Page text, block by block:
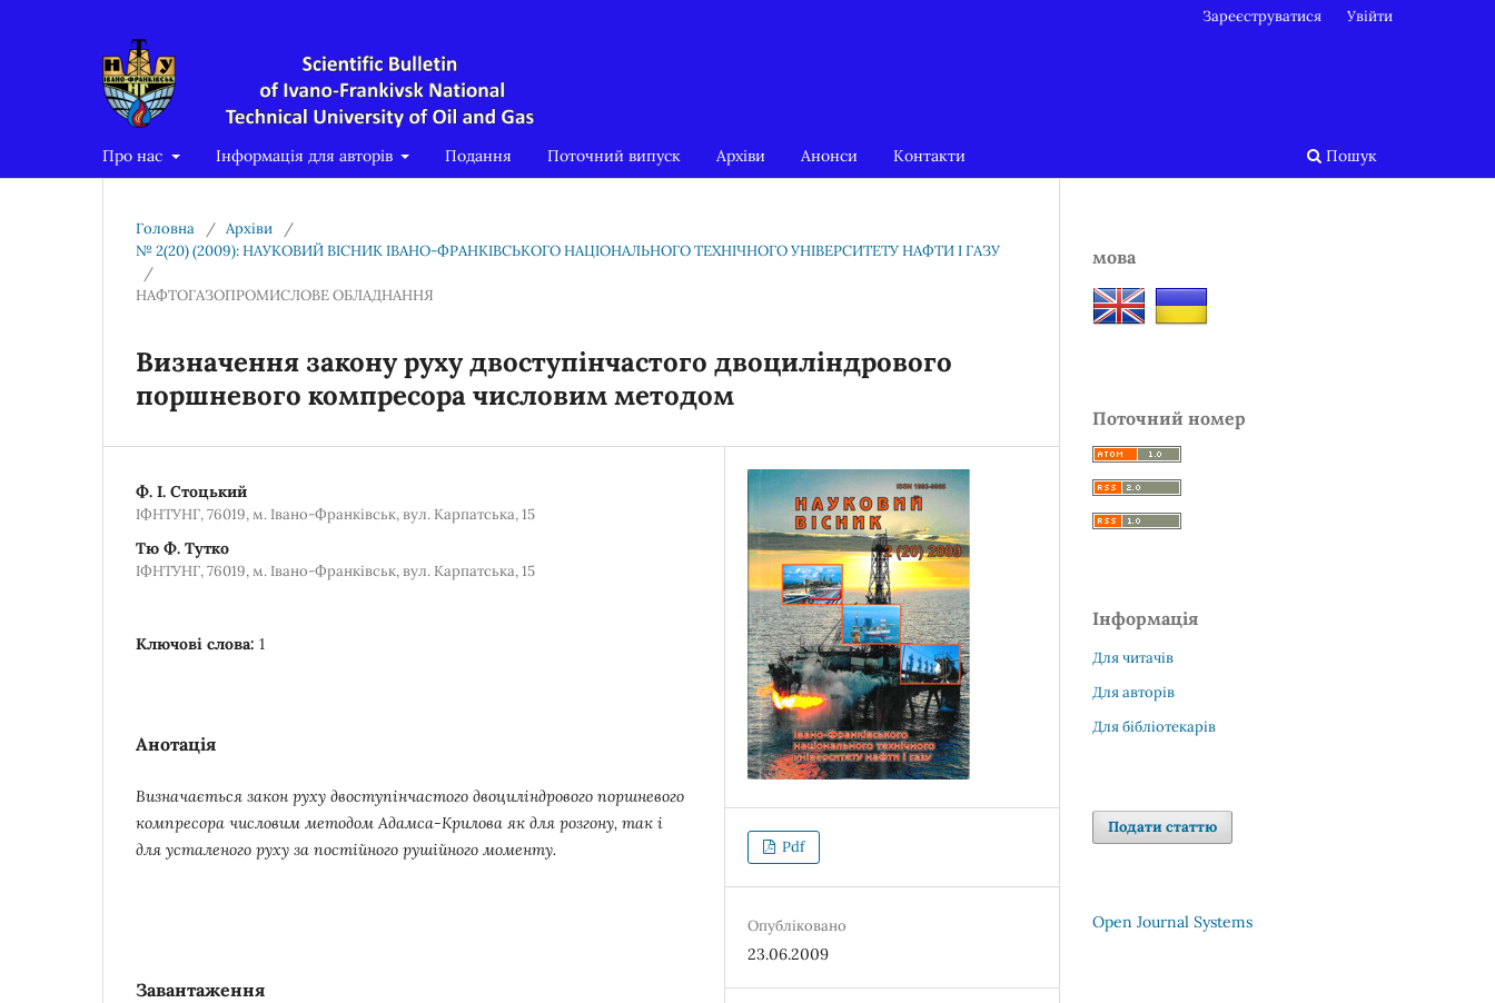
Про нас Інформація для авторів Подання Поточний випуск Архіви Анонси Контакти Пошук
Зареєструватися Увійти
Головна / Архіви
/
№ 2(20) (2009): НАУКОВИЙ ВІСНИК ІВАНО-ФРАНКІВСЬКОГО НАЦІОНАЛЬНОГО ТЕХНІЧНОГО УНІВЕРСИТЕТУ НАФТИ І ГАЗУ
/
НАФТОГАЗОПРОМИСЛОВЕ ОБЛАДНАННЯ
Визначення закону руху двоступінчастого двоциліндрового
поршневого компресора числовим методом
Ф. І. Стоцький
ІФНТУНГ, 76019, м. Івано-Франківськ, вул. Карпатська, 15
Тю Ф. Тутко
ІФНТУНГ, 76019, м. Івано-Франківськ, вул. Карпатська, 15
Ключові слова: 1
Анотація
Визначається закон руху двоступінчастого двоциліндрового поршневого
компресора числовим методом Адамса-Крилова як для розгону, так і
для усталеного руху за постійного рушійного моменту.
Завантаження
Pdf
Опубліковано
23.06.2009
мова
Поточний номер
Інформація
Для читачів
Для авторів
Для бібліотекарів
Подати статтю
Open Journal Systems